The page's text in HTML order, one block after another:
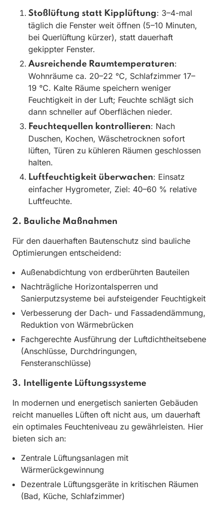
Stoßlüftung statt Kipplüftung: 3–4-mal
täglich die Fenster weit öffnen (5–10 Minuten,
bei Querlüftung kürzer), statt dauerhaft
gekippter Fenster.
Ausreichende Raumtemperaturen:
Wohnräume ca. 20–22 °C, Schlafzimmer 17–
19 °C. Kalte Räume speichern weniger
Feuchtigkeit in der Luft; Feuchte schlägt sich
dann schneller auf Oberflächen nieder.
Feuchtequellen kontrollieren: Nach
Duschen, Kochen, Wäschetrocknen sofort
lüften, Türen zu kühleren Räumen geschlossen
halten.
Luftfeuchtigkeit überwachen: Einsatz
einfacher Hygrometer, Ziel: 40–60 % relative
Luftfeuchte.
2. Bauliche Maßnahmen
Für den dauerhaften Bautenschutz sind bauliche
Optimierungen entscheidend:
Außenabdichtung von erdberührten Bauteilen
Nachträgliche Horizontalsperren und
Sanierputzsysteme bei aufsteigender Feuchtigkeit
Verbesserung der Dach- und Fassadendämmung,
Reduktion von Wärmebrücken
Fachgerechte Ausführung der Luftdichtheitsebene
(Anschlüsse, Durchdringungen,
Fensteranschlüsse)
3. Intelligente Lüftungssysteme
In modernen und energetisch sanierten Gebäuden
reicht manuelles Lüften oft nicht aus, um dauerhaft
ein optimales Feuchteniveau zu gewährleisten. Hier
bieten sich an:
Zentrale Lüftungsanlagen mit
Wärmerückgewinnung
Dezentrale Lüftungsgeräte in kritischen Räumen
(Bad, Küche, Schlafzimmer)